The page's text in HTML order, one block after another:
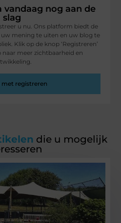
vandaag nog aan de
slag
u nu. Ons platform biedt de
mening te uiten en uw blog te
Klik op de knop ‘Registreren’
naar meer zichtbaarheid en
met registreren
die u mogelijk